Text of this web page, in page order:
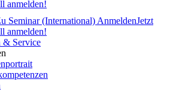
anmelden!
Seminar (International) AnmeldenJetzt
anmelden!
& Service